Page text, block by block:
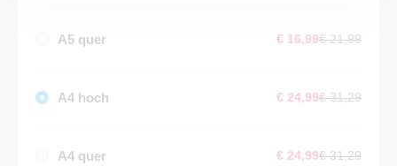
A5 quer € 16,99€ 21,99
A4 hoch € 24,99€ 31,29
A4 quer € 24,99€ 31,29